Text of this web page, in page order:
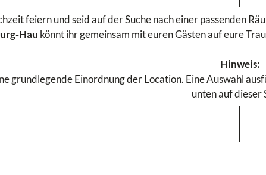
feiern und seid auf der Suche nach einer passenden
Hau könnt ihr gemeinsam mit euren Gästen auf eure
Hinweis:
grundlegende Einordnung der Location. Eine Auswahl
unten auf dieser